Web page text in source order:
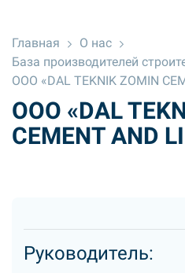
Главная
О нас
База производителей
ООО «DAL TEKNIK ZOMIN
ООО «DAL
CEMENT AND
Руководитель: